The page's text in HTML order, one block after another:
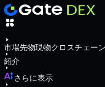
市場先物現物クロスチェー
紹介
さらに表示